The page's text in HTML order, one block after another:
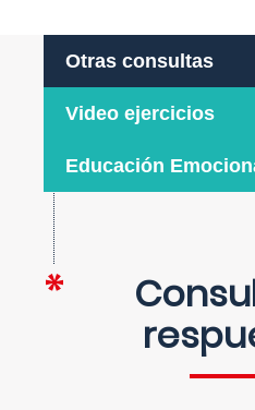
Otras consultas
Video ejercicios
Educación